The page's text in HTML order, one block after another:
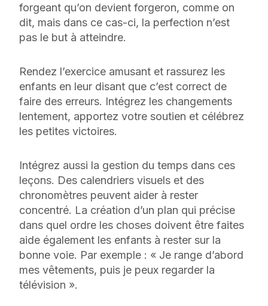
forgeant qu’on devient forgeron, comme on
dit, mais dans ce cas-ci, la perfection n’est
pas le but à atteindre.
Rendez l’exercice amusant et rassurez les
enfants en leur disant que c’est correct de
faire des erreurs. Intégrez les changements
lentement, apportez votre soutien et célébrez
les petites victoires.
Intégrez aussi la gestion du temps dans ces
leçons. Des calendriers visuels et des
chronomètres peuvent aider à rester
concentré. La création d’un plan qui précise
dans quel ordre les choses doivent être faites
aide également les enfants à rester sur la
bonne voie. Par exemple : « Je range d’abord
mes vêtements, puis je peux regarder la
télévision ».